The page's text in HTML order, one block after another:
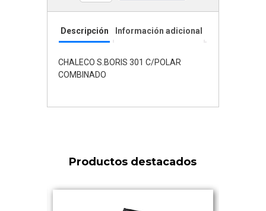
Descripción Información adicional
CHALECO S.BORIS 301 C/POLAR
COMBINADO
Productos destacados